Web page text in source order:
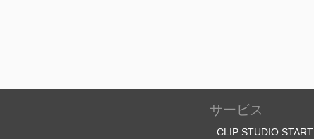
サービス
CLIP STUDIO START